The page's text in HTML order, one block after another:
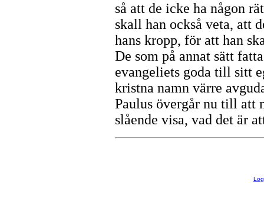
så att de icke ha någon
skall han också veta, att
hans kropp, för att han
De som på annat sätt
evangeliets goda till sitt
kristna namn värre
Paulus övergår nu till att
slående visa, vad det är